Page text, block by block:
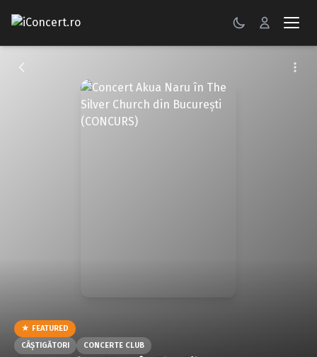
CONCERTE
Caută în site...
★ FEATURED
CÂŞTIGĂTORI
CONCERTE CLUB